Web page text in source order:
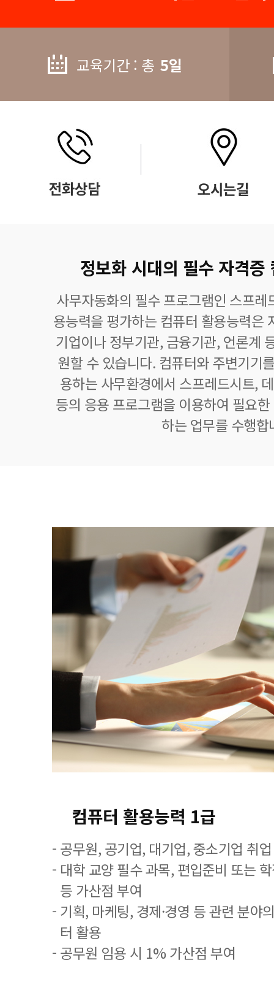
교육기간 : 총 5일
정보화 시대의 필수 자격증
사무자동화의 필수 프로그램인 스프
용능력을 평가하는 컴퓨터 활용능력은
기업이나 정부기관, 금융기관, 언론계
원할 수 있습니다. 컴퓨터와 주변기기
용하는 사무환경에서 스프레드시트,
등의 응용 프로그램을 이용하여 필요
하는 업무를 수행합
컴퓨터 활용능력 1급
- 공무원, 공기업, 대기업, 중소기업 취
- 대학 교양 필수 과목, 편입준비 또는
등 가산점 부여
- 기획, 마케팅, 경제·경영 등 관련 분야
터 활용
- 공무원 임용 시 1% 가산점 부여